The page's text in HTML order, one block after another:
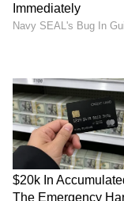
நிதியாண்டில்
செட்டில்
நாட்களில்
செக் புக்
நிறுவனத்தின்
போன்ற
வருகின்றன.